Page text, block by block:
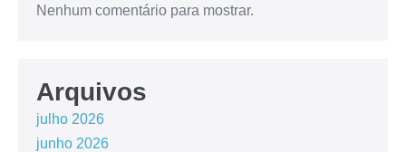
Nenhum comentário para mostrar.
Arquivos
julho 2026
junho 2026